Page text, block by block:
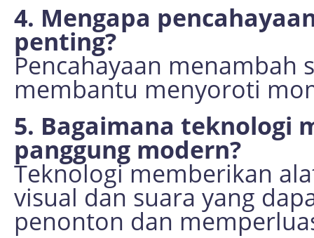
4. Mengapa
penting?
Pencahayaan menambah
membantu menyoroti
5. Bagaimana teknologi
panggung modern?
Teknologi memberikan
visual dan suara yang
penonton dan